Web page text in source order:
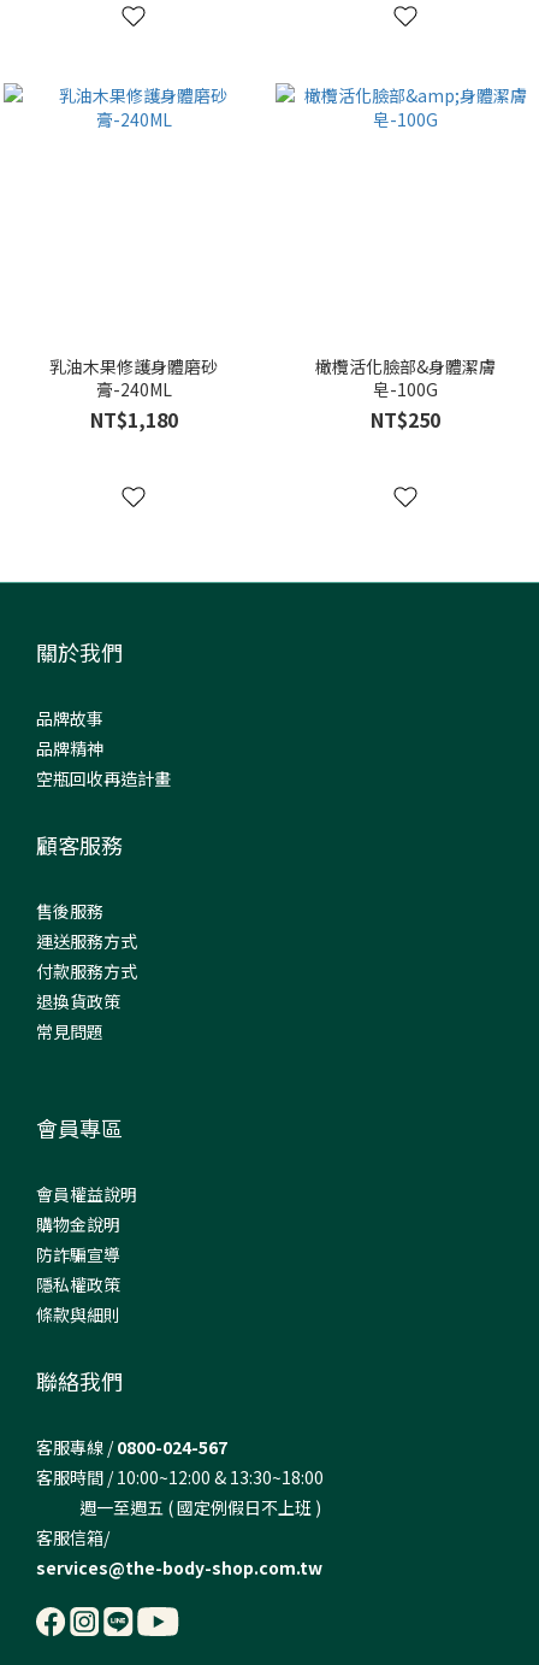
乳油木果修護身體磨砂
膏-240ML
NT$1,180
橄欖活化臉部&身體潔膚
皂-100G
NT$250
關於我們
品牌故事
品牌精神
空瓶回收再造計畫
顧客服務
售後服務
運送服務方式
付款服務方式
退換貨政策
常見問題
會員專區
會員權益說明
購物金說明
防詐騙宣導
隱私權政策
條款與細則
聯絡我們
客服專線 /0800-024-567
客服時間 / 10:00~12:00 & 13:30~18:00
週一至週五 ( 國定例假日不上班 )
客服信箱/
services@the-body-shop.com.tw